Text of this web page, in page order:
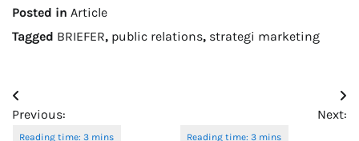
sentuhan personal untuk
lebih mendekatkan diri
Instagram, Youtube, dan
Tiktok. Influencer…
Posted in Article
Tagged BRIEFER, public relations, strategi marketing
Post
navigation
Previous: Next: